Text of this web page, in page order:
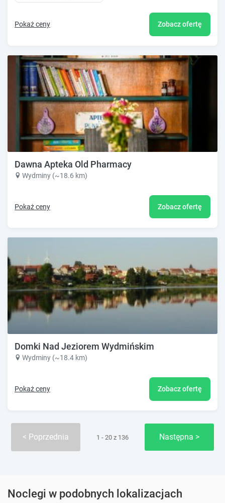
Pokaż ceny Zobacz ofertę
Dawna Apteka Old Pharmacy
Wydminy (~18.6 km)
Pokaż ceny Zobacz ofertę
Domki Nad Jeziorem Wydmińskim
Wydminy (~18.4 km)
Pokaż ceny Zobacz ofertę
Poprzednia 1 - 20 z 136 Następna
Noclegi w podobnych lokalizacjach